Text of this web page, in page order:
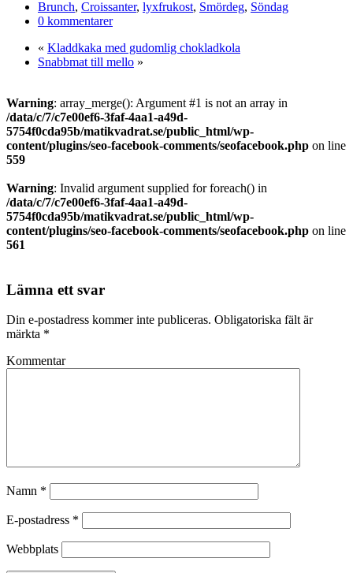
Brunch, Croissanter, lyxfrukost, Smördeg, Söndag
0 kommentarer
« Kladdkaka med gudomlig chokladkola
Snabbmat till mello »
Warning: array_merge(): Argument #1 is not an array in
/data/c/7/c7e00ef6-3faf-4aa1-a49d-
5754f0cda95b/matikvadrat.se/public_html/wp-
content/plugins/seo-facebook-comments/seofacebook.php on line
559
Warning: Invalid argument supplied for foreach() in
/data/c/7/c7e00ef6-3faf-4aa1-a49d-
5754f0cda95b/matikvadrat.se/public_html/wp-
content/plugins/seo-facebook-comments/seofacebook.php on line
561
Lämna ett svar
Din e-postadress kommer inte publiceras. Obligatoriska fält är
märkta *
Kommentar
Namn *
E-postadress *
Webbplats